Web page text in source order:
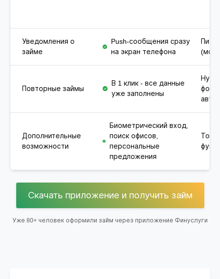
Уведомления о
займе
Push-сообщения сразу
на экран телефона
Повторные займы
В 1 клик - все данные
уже заполнены
Дополнительные
возможности
Биометрический вход,
поиск офисов,
персональные
предложения
Скачать приложение и получить займ
Уже 80+ человек оформили займ через приложение Финуслуги